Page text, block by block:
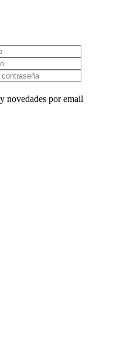
novedades por email